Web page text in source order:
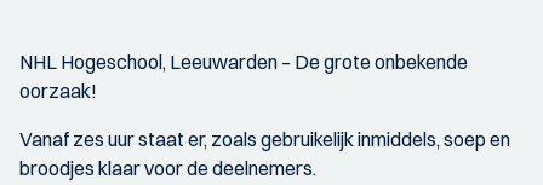
NHL Hogeschool, Leeuwarden – De grote onbekende
oorzaak!
Vanaf zes uur staat er, zoals gebruikelijk inmiddels, soep en
broodjes klaar voor de deelnemers.